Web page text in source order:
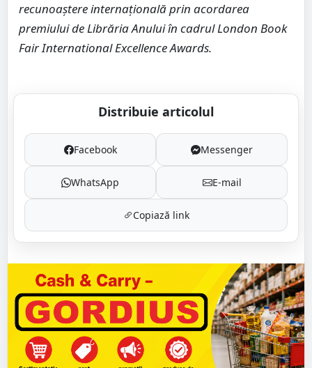
recunoaștere internațională prin acordarea
premiului de Librăria Anului în cadrul London Book
Fair International Excellence Awards.
Distribuie articolul
Facebook Messenger
WhatsApp E-mail
Copiază link